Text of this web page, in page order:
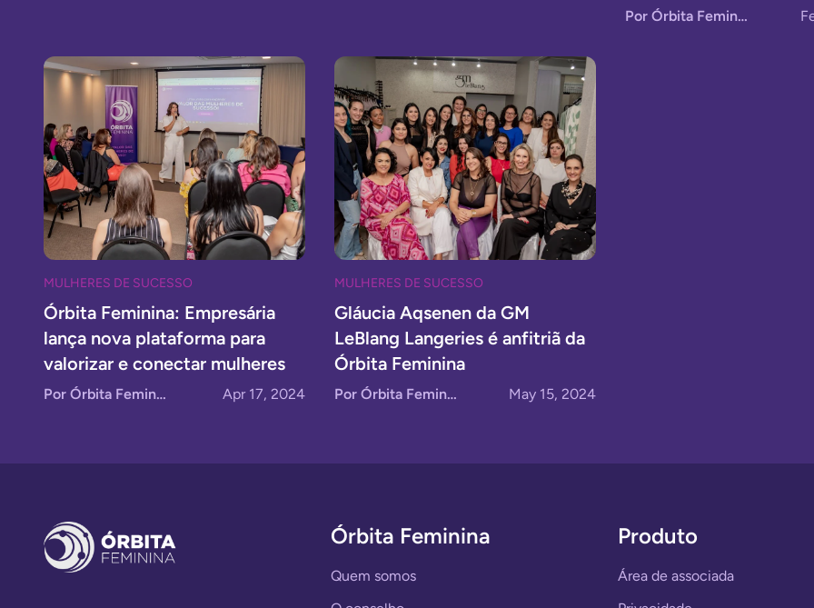
Por Órbita Feminina
MULHERES DE SUCESSO
Órbita Feminina: Empresária
lança nova plataforma para
valorizar e conectar mulheres
Por Órbita Feminina Apr 17, 2024
MULHERES DE SUCESSO
Gláucia Aqsenen da GM
LeBlang Langeries é anfitriã da
Órbita Feminina
Por Órbita Feminina May 15, 2024
Órbita Feminina
Quem somos
Produto
Área de associada